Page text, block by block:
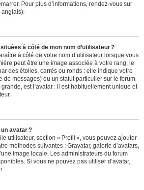
Pour plus d’informations, rendez-vous sur
à côté de mon nom d’utilisateur ?
à côté de votre nom d’utilisateur lorsque vous
peut être une image associée à votre rang, le
des étoiles, carrés ou ronds : elle indique votre
de messages) ou un statut particulier sur le forum.
grande, est l’avatar : il est habituellement unique et
avatar ?
utilisateur, section « Profil », vous pouvez ajouter
méthodes suivantes : Gravatar, galerie d’avatars,
image locale. Les administrateurs du forum
Si vous ne pouvez pas utiliser d’avatar,